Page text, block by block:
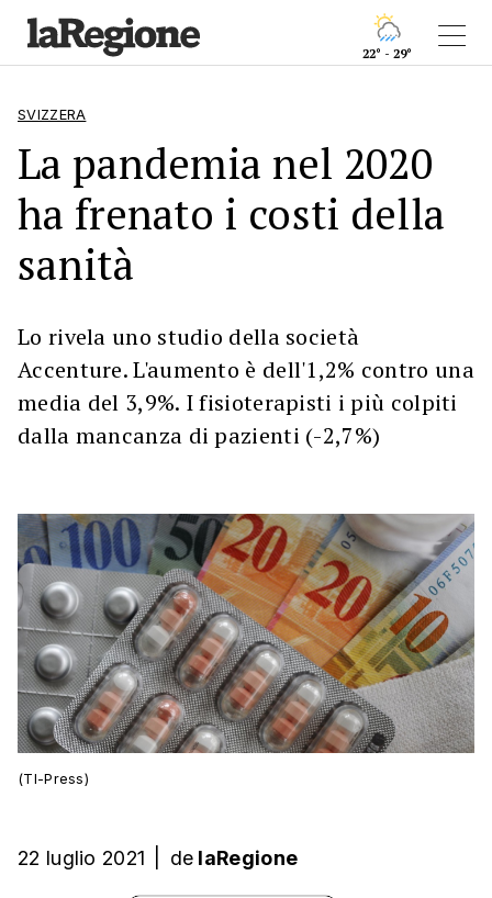
22° - 29°
SVIZZERA
La pandemia nel 2020
ha frenato i costi della
sanità
Lo rivela uno studio della società
Accenture. L'aumento è dell'1,2% contro una
media del 3,9%. I fisioterapisti i più colpiti
dalla mancanza di pazienti (-2,7%)
(TI-Press)
22 luglio 2021 de laRegione